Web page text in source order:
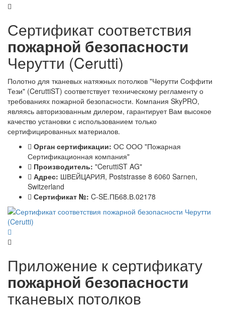
Сертификат соответствия
пожарной безопасности
Черутти (Cerutti)
Полотно для тканевых натяжных потолков "Черутти Соффити
Тези" (CeruttiST) соответствует техническому регламенту о
требованиях пожарной безопасности. Компания SkyPRO,
являясь авторизованным дилером, гарантирует Вам высокое
качество установки с использованием только
сертифицированных материалов.
Орган сертификации: ОС ООО "Пожарная
Сертификационная компания"
Производитель: "CeruttiST AG"
Адрес: ШВЕЙЦАРИЯ, Poststrasse 8 6060 Sarnen,
Switzerland
Сертификат №: C-SE.ПБ68.В.02178
Приложение к сертификату
пожарной безопасности
тканевых потолков